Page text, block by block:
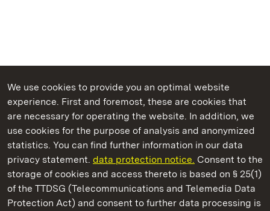
We use cookies to provide you an optimal website
experience. First and foremost, these are cookies that
are necessary for operating the website. In addition, we
use cookies for the purpose of analysis and anonymized
statistics. You can find further information in our data
privacy statement. data protection notice. Consent to the
storage of cookies and access thereto is based on § 25(1)
of the TTDSG (Telecommunications and Telemedia Data
Protection Act) and consent to further data processing is
State Palaces and Gardens of Baden-Wuerttemberg
Ludwigsburg Residential Palace